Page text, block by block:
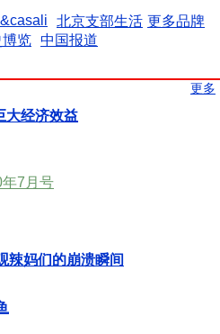
北京支部生活
览 中国报道
更多品牌
更多
大经济效益
7月号
辣妈们的崩溃瞬间